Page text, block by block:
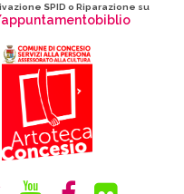
SPID o Riparazione su